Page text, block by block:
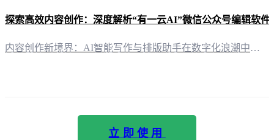
探索高效内容创作：深度解析“有一云AI”微信公众号编辑软件
内容创作新境界：AI智能写作与排版助手在数字化浪潮中，自媒体创作者面临着内容创作与排版的挑战。而“有一云AI”微信公众号编辑软件，作为一款创新型AI智能写作+排版工具，为创作者们开辟了全新的内容创作路径。 精美排版，随心所欲：千款装修皮肤任君选择在“有一云AI”的排版世界里，创作者可以尽情探索。软件内置数千款装修皮肤，涵盖标题、内容、图文、分隔、引导等五大类别，满足各类视觉需求，让每一篇文章都焕
立即使用